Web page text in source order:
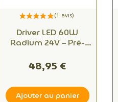
Driver LED 60W
Radium 24V – Pré-
LED – Usage
résidentiel ou
tertiaire
48,95 €
Ajouter au panier